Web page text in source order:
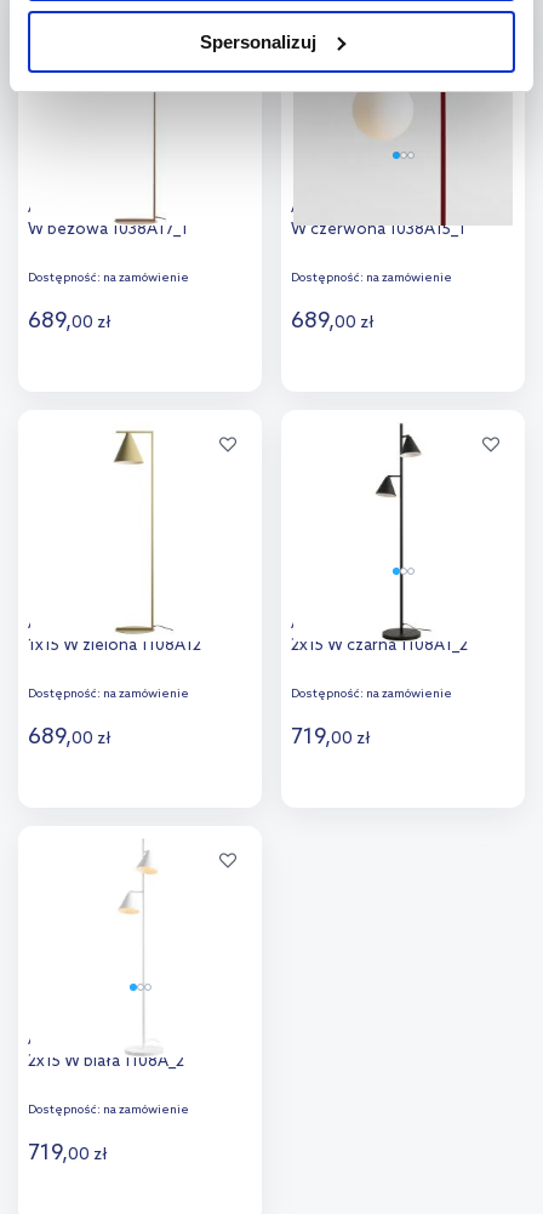
na sposób dostarczania treści niedostosowanych do potrzeb
Aby uzyskać więcej informacji na temat plików plików cookie,
Jeśli chcesz uzyskać więcej
Spersonalizuj
porównania porównania
Aldex Zac lampa stojąca 1x15
W beżowa 1038A17_1
Dostępność: na zamówienie
689,00 zł
Dodaj do
Aldex Zac lampa stojąca 1x15
W czerwona 1038A15_1
Dostępność: na zamówienie
689,00 zł
Dodaj do
porównania
Aldex Form lampa stojąca
1x15 W zielona 1108A12
Dostępność: na zamówienie
689,00 zł
Dodaj do
porównania
Aldex Form lampa stojąca
2x15 W czarna 1108A1_2
Dostępność: na zamówienie
719,00 zł
Aldex Form lampa stojąca
2x15 W biała 1108A_2
Dostępność: na zamówienie
719,00 zł